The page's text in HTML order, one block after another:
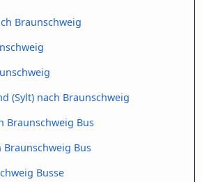
Braunschweig
(Sylt) nach Braunschweig
Braunschweig Bus
Bus
Busse